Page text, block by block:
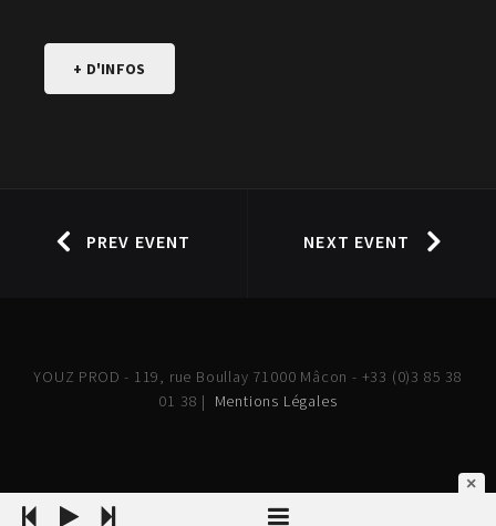
+ D'INFOS
PREV EVENT NEXT EVENT
YOUZ PROD - 119, rue Boullay 71000 Mâcon - +33 (0)3 85 38
01 38 | Mentions Légales